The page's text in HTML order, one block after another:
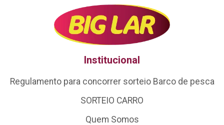
Institucional
Regulamento para concorrer sorteio Barco de pesca
SORTEIO CARRO
Quem Somos